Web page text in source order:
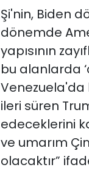
Şi'nin, Biden
dönemde
yapısının
bu alanlarda
Venezuela'da
ileri süren
edeceklerini
ve umarım
olacaktır”